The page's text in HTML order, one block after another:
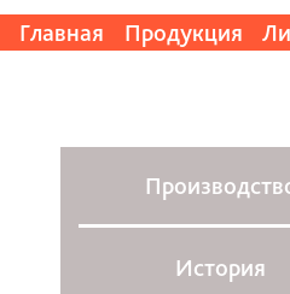
Главная Продукция
История